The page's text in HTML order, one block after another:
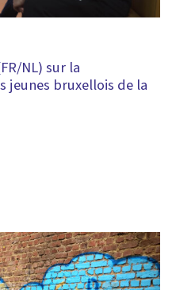
NL) sur la
bruxellois de la